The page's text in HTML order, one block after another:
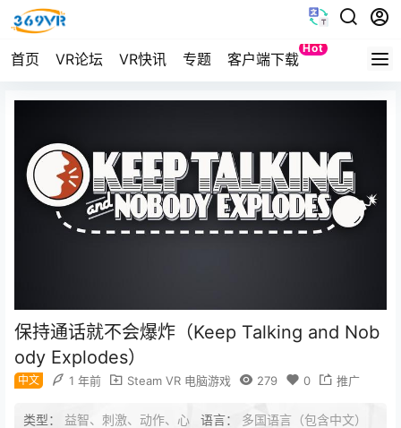
首页 VR论坛 VR快讯 专题 客户端下载
Hot
Quest
保持通话就不会爆炸（Keep Talking and Nob
ody Explodes）
中文 1 年前 Steam VR 电脑游戏 279 0 推广
类型： 益智、刺激、动作、心
语言： 多国语言（包含中文）